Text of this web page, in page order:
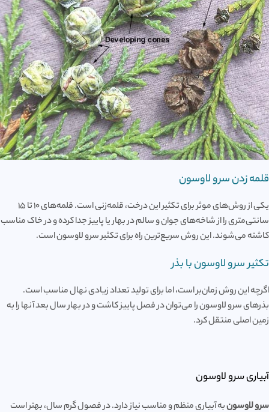
قلمه زدن سرو لاوسون
یکی از روش‌های موثر برای تکثیر این درخت، قلمه‌زنی است. قلمه‌های 10 تا 15
سانتی‌متری را از شاخه‌های جوان و سالم در بهار یا پاییز جدا کرده و در خاک مناسب
کاشته می‌شوند. این روش سریع‌ترین راه برای تکثیر سرو لاوسون است.
تکثیر سرو لاوسون با بذر
اگرچه این روش زمان‌بر است، اما برای تولید تعداد زیادی نهال مناسب است.
بذرهای سرو لاوسون را می‌توان در فصل پاییز کاشت و در بهار سال بعد آنها را به
زمین اصلی منتقل کرد.
آبیاری سرو لاوسون
سرو لاوسونبه آبیاری منظم و مناسب نیاز دارد. در فصول گرم سال، بهتر است